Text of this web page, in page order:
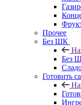
Прочее
Без ШК
Без
Готовить